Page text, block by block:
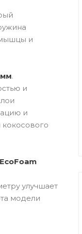
и
.
и
и
EcoFoam
улучшает
модели